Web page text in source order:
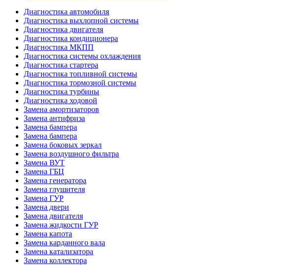
Диагностика автомобиля
Диагностика выхлопной системы
Диагностика двигателя
Диагностика кондиционера
Диагностика МКПП
Диагностика системы охлаждения
Диагностика стартера
Диагностика топливной системы
Диагностика тормозной системы
Диагностика турбины
Диагностика ходовой
Замена амортизаторов
Замена антифриза
Замена бампера
Замена бампера
Замена боковых зеркал
Замена воздушного фильтра
Замена ВУТ
Замена ГБЦ
Замена генератора
Замена глушителя
Замена ГУР
Замена двери
Замена двигателя
Замена жидкости ГУР
Замена капота
Замена карданного вала
Замена катализатора
Замена коллектора